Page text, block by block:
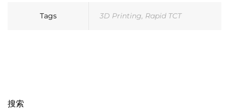
Tags 3D Printing, Rapid TCT
搜索